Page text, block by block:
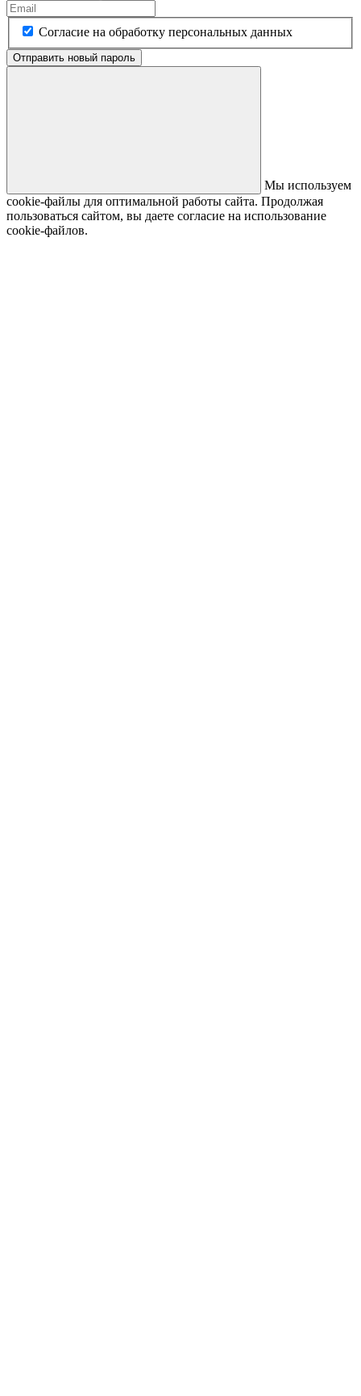
Согласие на обработку персональных данных
Отправить новый пароль
Мы используем
cookie-файлы для оптимальной работы сайта. Продолжая
пользоваться сайтом, вы даете согласие на использование
cookie-файлов.